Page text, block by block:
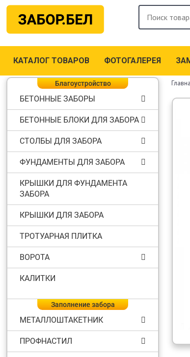
КАТАЛОГ ТОВАРОВ ФОТОГАЛЕРЕЯ
Благоустройство
БЕТОННЫЕ ЗАБОРЫ
БЕТОННЫЕ БЛОКИ ДЛЯ ЗАБОРА
СТОЛБЫ ДЛЯ ЗАБОРА
ФУНДАМЕНТЫ ДЛЯ ЗАБОРА
КРЫШКИ ДЛЯ ФУНДАМЕНТА
ЗАБОРА
КРЫШКИ ДЛЯ ЗАБОРА
ТРОТУАРНАЯ ПЛИТКА
ВОРОТА
КАЛИТКИ
Заполнение забора
МЕТАЛЛОШТАКЕТНИК
ПРОФНАСТИЛ